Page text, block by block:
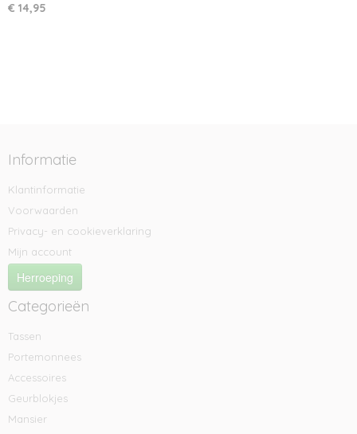
€ 14,95
Informatie
Klantinformatie
Voorwaarden
Privacy- en cookieverklaring
Mijn account
Herroeping
Categorieën
Tassen
Portemonnees
Accessoires
Geurblokjes
Mansier